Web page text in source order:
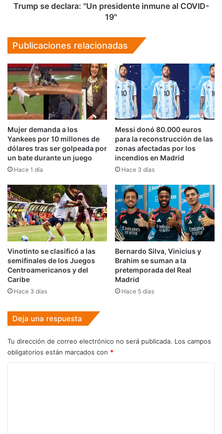
Trump se declara: "Un presidente inmune al COVID-
19"
Publicaciones relacionadas
Mujer demanda a los
Yankees por 10 millones de
dólares tras ser golpeada por
un bate durante un juego
Hace 1 día
Messi donó 80.000 euros
para la reconstrucción de las
zonas afectadas por los
incendios en Madrid
Hace 3 días
Vinotinto se clasificó a las
semifinales de los Juegos
Centroamericanos y del
Caribe
Hace 3 días
Bernardo Silva, Vinicius y
Brahim se suman a la
pretemporada del Real
Madrid
Hace 5 días
Deja una respuesta
Tu dirección de correo electrónico no será publicada. Los campos
obligatorios están marcados con *